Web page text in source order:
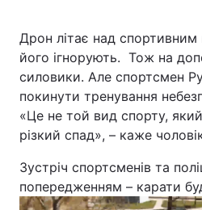
Дрон літає над
його ігнорують. Тож на
силовики. Але спортсмен
покинути тренування
«Це не той вид спорту,
різкий спад», – каже
Зустріч спортсменів та
попередженням – карати